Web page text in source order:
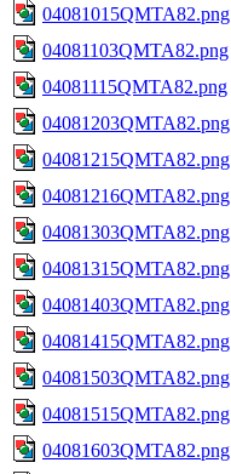
04081015QMTA82.png
04081103QMTA82.png
04081115QMTA82.png
04081203QMTA82.png
04081215QMTA82.png
04081216QMTA82.png
04081303QMTA82.png
04081315QMTA82.png
04081403QMTA82.png
04081415QMTA82.png
04081503QMTA82.png
04081515QMTA82.png
04081603QMTA82.png